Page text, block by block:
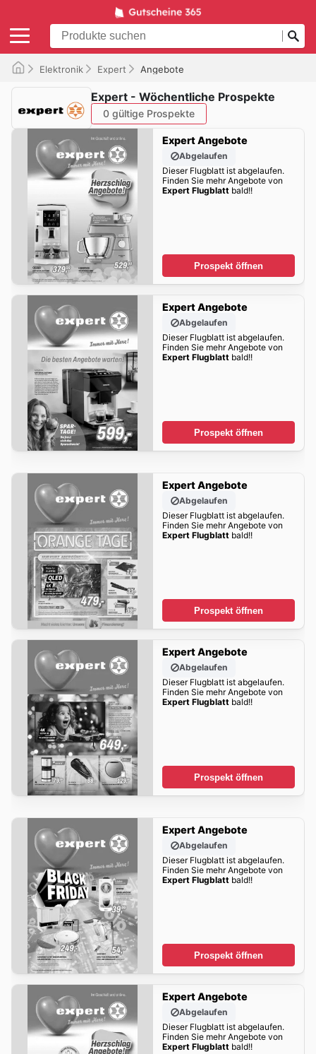
Elektronik Expert Angebote
Expert - Wöchentliche Prospekte
0 gültige Prospekte
Expert Angebote
Abgelaufen
Dieser Flugblatt ist abgelaufen.
Finden Sie mehr Angebote von
Expert Flugblattbald!!
Prospekt öffnen
Expert Angebote
Abgelaufen
Dieser Flugblatt ist abgelaufen.
Finden Sie mehr Angebote von
Expert Flugblattbald!!
Prospekt öffnen
Expert Angebote
Abgelaufen
Dieser Flugblatt ist abgelaufen.
Finden Sie mehr Angebote von
Expert Flugblattbald!!
Prospekt öffnen
Expert Angebote
Abgelaufen
Dieser Flugblatt ist abgelaufen.
Finden Sie mehr Angebote von
Expert Flugblattbald!!
Prospekt öffnen
Expert Angebote
Abgelaufen
Dieser Flugblatt ist abgelaufen.
Finden Sie mehr Angebote von
Expert Flugblattbald!!
Prospekt öffnen
Expert Angebote
Abgelaufen
Dieser Flugblatt ist abgelaufen.
Finden Sie mehr Angebote von
Expert Flugblattbald!!